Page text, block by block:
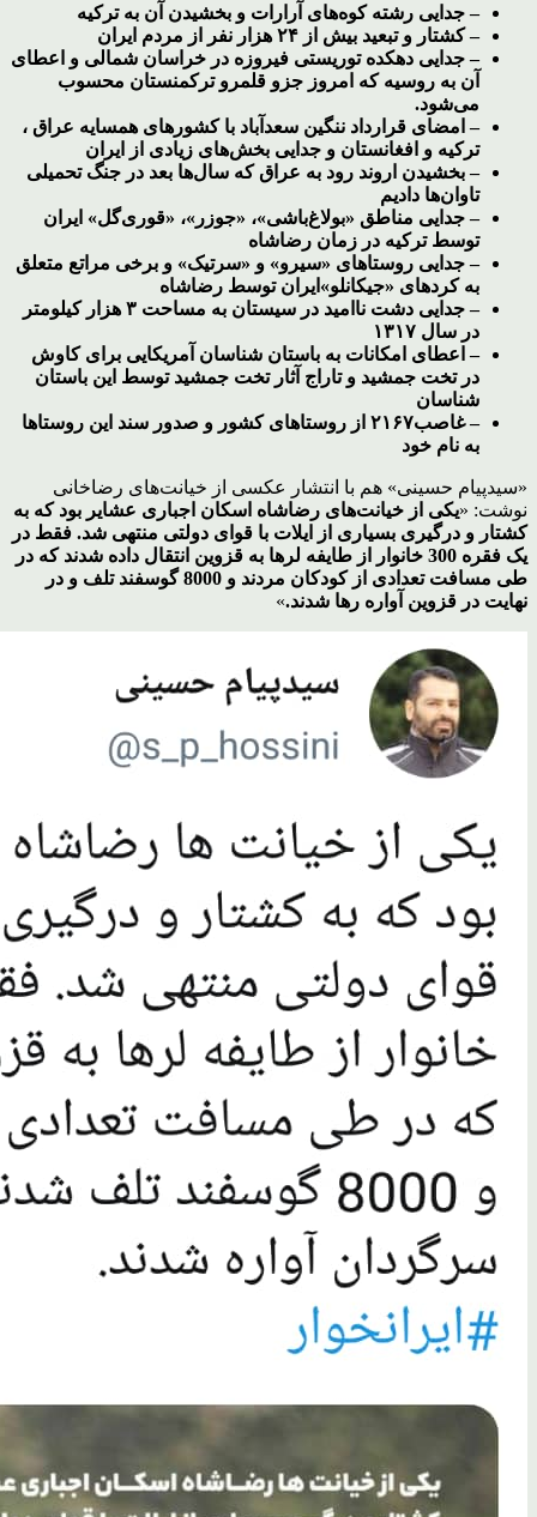
– جدایی رشته کوه‌های آرارات و بخشیدن آن به ترکیه
– کشتار و تبعید بیش از ۲۴ هزار نفر از مردم ایران
– جدایی دهکده توریستی فیروزه در خراسان شمالی و اعطای
آن به روسیه که امروز جزو قلمرو ترکمنستان محسوب
می‌شود.
– امضای قرارداد ننگین سعدآباد با کشورهای همسایه عراق ،
ترکیه و افغانستان و جدایی بخش‌های زیادی از ایران
– بخشیدن اروند رود به عراق که سال‌ها بعد در جنگ تحمیلی
تاوان‌ها دادیم
– جدایی مناطق «بولاغ‌باشی»، «جوزر»، «قوری‌گل» ایران
توسط ترکیه در زمان رضاشاه
– جدایی روستاهای «سیرو» و «سرتیک» و برخی مراتع متعلق
به کردهای «جیکانلو»ایران توسط رضاشاه
– جدایی دشت ناامید در سیستان به مساحت ۳ هزار کیلومتر
در سال ۱۳۱۷
– اعطای امکانات به باستان شناسان آمریکایی برای کاوش
در تخت جمشید و تاراج آثار تخت جمشید توسط این باستان
شناسان
– غاصب۲۱۶۷ از روستاهای کشور و صدور سند این روستاها
به نام خود
«سیدپیام حسینی» هم با انتشار عکسی از خیانت‌های رضاخانی
نوشت: «یکی از خیانت‌های رضاشاه اسکان اجباری عشایر بود که به
کشتار و درگیری بسیاری از ایلات با قوای دولتی منتهی شد. فقط در
یک فقره 300 خانوار از طایفه لرها به قزوین انتقال داده شدند که در
طی مسافت تعدادی از کودکان مردند و 8000 گوسفند تلف و در
نهایت در قزوین آواره رها شدند.»